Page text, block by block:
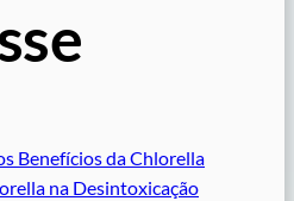
Benefícios da Chlorella
na Desintoxicação